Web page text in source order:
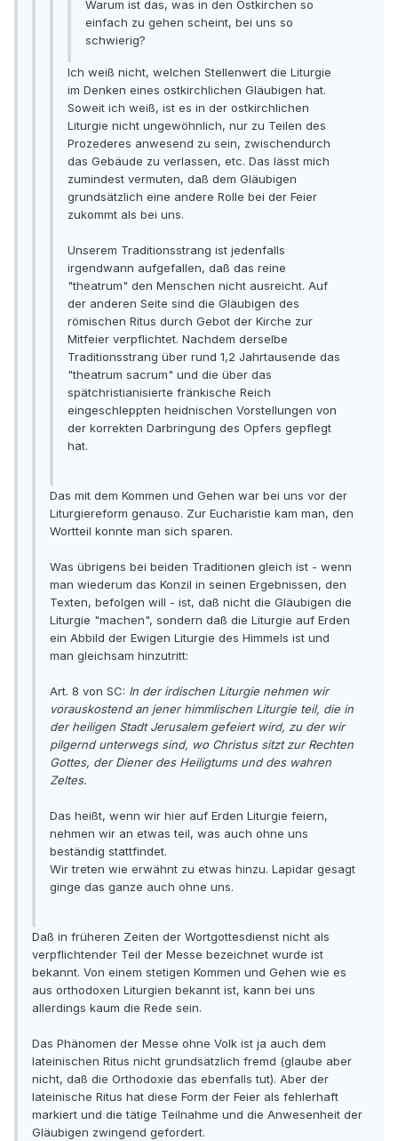
Warum ist das, was in den Ostkirchen so
einfach zu gehen scheint, bei uns so
schwierig?
Ich weiß nicht, welchen Stellenwert die Liturgie
im Denken eines ostkirchlichen Gläubigen hat.
Soweit ich weiß, ist es in der ostkirchlichen
Liturgie nicht ungewöhnlich, nur zu Teilen des
Prozederes anwesend zu sein, zwischendurch
das Gebäude zu verlassen, etc. Das lässt mich
zumindest vermuten, daß dem Gläubigen
grundsätzlich eine andere Rolle bei der Feier
zukommt als bei uns.
Unserem Traditionsstrang ist jedenfalls
irgendwann aufgefallen, daß das reine
"theatrum" den Menschen nicht ausreicht. Auf
der anderen Seite sind die Gläubigen des
römischen Ritus durch Gebot der Kirche zur
Mitfeier verpflichtet. Nachdem derselbe
Traditionsstrang über rund 1,2 Jahrtausende das
"theatrum sacrum" und die über das
spätchristianisierte fränkische Reich
eingeschleppten heidnischen Vorstellungen von
der korrekten Darbringung des Opfers gepflegt
hat.
Das mit dem Kommen und Gehen war bei uns vor der
Liturgiereform genauso. Zur Eucharistie kam man, den
Wortteil konnte man sich sparen.
Was übrigens bei beiden Traditionen gleich ist - wenn
man wiederum das Konzil in seinen Ergebnissen, den
Texten, befolgen will - ist, daß nicht die Gläubigen die
Liturgie "machen", sondern daß die Liturgie auf Erden
ein Abbild der Ewigen Liturgie des Himmels ist und
man gleichsam hinzutritt:
Art. 8 von SC: In der irdischen Liturgie nehmen wir
vorauskostend an jener himmlischen Liturgie teil, die in
der heiligen Stadt Jerusalem gefeiert wird, zu der wir
pilgernd unterwegs sind, wo Christus sitzt zur Rechten
Gottes, der Diener des Heiligtums und des wahren
Zeltes.
Das heißt, wenn wir hier auf Erden Liturgie feiern,
nehmen wir an etwas teil, was auch ohne uns
beständig stattfindet.
Wir treten wie erwähnt zu etwas hinzu. Lapidar gesagt
ginge das ganze auch ohne uns.
Daß in früheren Zeiten der Wortgottesdienst nicht als
verpflichtender Teil der Messe bezeichnet wurde ist
bekannt. Von einem stetigen Kommen und Gehen wie es
aus orthodoxen Liturgien bekannt ist, kann bei uns
allerdings kaum die Rede sein.
Das Phänomen der Messe ohne Volk ist ja auch dem
lateinischen Ritus nicht grundsätzlich fremd (glaube aber
nicht, daß die Orthodoxie das ebenfalls tut). Aber der
lateinische Ritus hat diese Form der Feier als fehlerhaft
markiert und die tätige Teilnahme und die Anwesenheit der
Gläubigen zwingend gefordert.